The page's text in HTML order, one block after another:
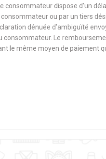
dispose d’un
ou par un tiers
dénuée d’ambiguïté
consommateur. Le
le même moyen de paiement